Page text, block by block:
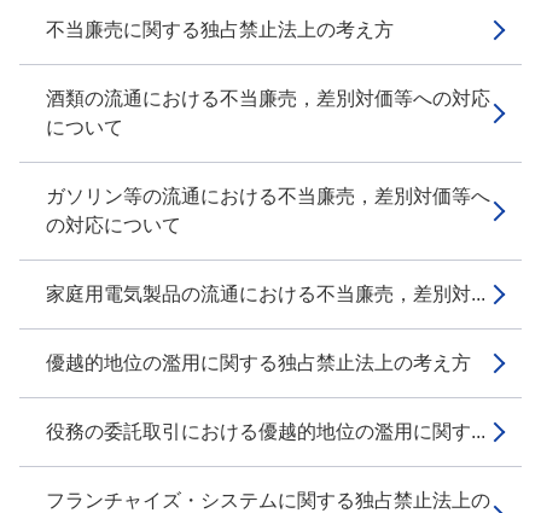
不当廉売に関する独占禁止法上の考え方
酒類の流通における不当廉売，差別対価等への対応
について
ガソリン等の流通における不当廉売，差別対価等へ
の対応について
家庭用電気製品の流通における不当廉売，差別対...
優越的地位の濫用に関する独占禁止法上の考え方
役務の委託取引における優越的地位の濫用に関す...
フランチャイズ・システムに関する独占禁止法上の